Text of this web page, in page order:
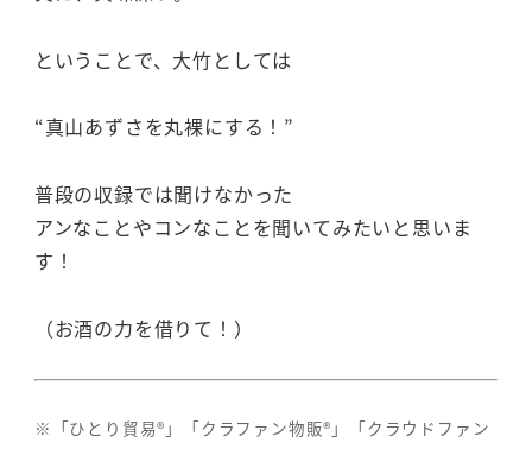
ということで、大竹としては
“真山あずさを丸裸にする！”
普段の収録では聞けなかった
アンなことやコンなことを聞いてみたいと思いま
す！
（お酒の力を借りて！）
※「ひとり貿易®」「クラファン物販®」「クラウドファン